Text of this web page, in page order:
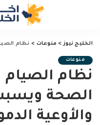
الخليج نيوز> منوعات > نظام الصيام
منوعات
نظام
الصحة
والأوعية